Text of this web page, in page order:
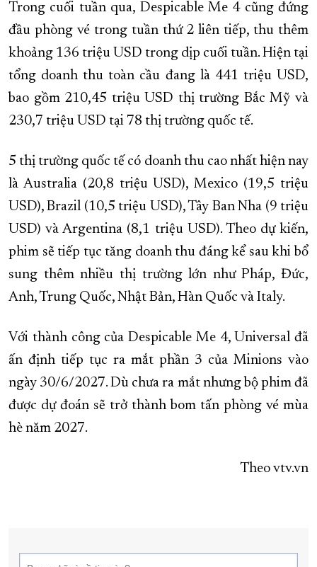
Trong cuối tuần qua, Despicable Me 4 cũng đứng
đầu phòng vé trong tuần thứ 2 liên tiếp, thu thêm
khoảng 136 triệu USD trong dịp cuối tuần. Hiện tại
tổng doanh thu toàn cầu đang là 441 triệu USD,
bao gồm 210,45 triệu USD thị trường Bắc Mỹ và
230,7 triệu USD tại 78 thị trường quốc tế.
5 thị trường quốc tế có doanh thu cao nhất hiện nay
là Australia (20,8 triệu USD), Mexico (19,5 triệu
USD), Brazil (10,5 triệu USD), Tây Ban Nha (9 triệu
USD) và Argentina (8,1 triệu USD). Theo dự kiến,
phim sẽ tiếp tục tăng doanh thu đáng kể sau khi bổ
sung thêm nhiều thị trường lớn như Pháp, Đức,
Anh, Trung Quốc, Nhật Bản, Hàn Quốc và Italy.
Với thành công của Despicable Me 4, Universal đã
ấn định tiếp tục ra mắt phần 3 của Minions vào
ngày 30/6/2027. Dù chưa ra mắt nhưng bộ phim đã
được dự đoán sẽ trở thành bom tấn phòng vé mùa
hè năm 2027.
Theo vtv.vn